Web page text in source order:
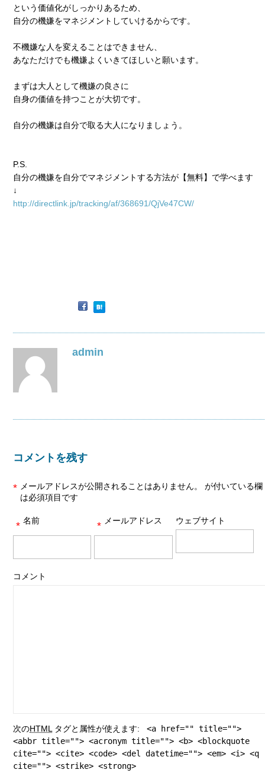
という価値化がしっかりあるため、
自分の機嫌をマネジメントしていけるからです。
不機嫌な人を変えることはできません、
あなただけでも機嫌よくいきてほしいと願います。
まずは大人として機嫌の良さに
自身の価値を持つことが大切です。
自分の機嫌は自分で取る大人になりましょう。
P.S.
自分の機嫌を自分でマネジメントする方法が【無料】で学べます
↓
http://directlink.jp/tracking/af/368691/QjVe47CW/
admin
コメントを残す
メールアドレスが公開されることはありません。
*
が付いている欄
は必須項目です
名前
* メールアドレス
* ウェブサイト
コメント
次のHTML タグと属性が使えます:
<a href="" title="">
<abbr title=""> <acronym title=""> <b> <blockquote
cite=""> <cite> <code> <del datetime=""> <em> <i> <q
cite=""> <strike> <strong>